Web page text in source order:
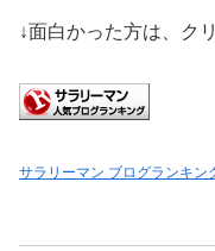
↓面白かった方は、ク
サラリーマン ブログランキン